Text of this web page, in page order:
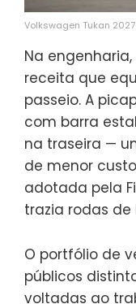
Volkswagen Tukan 2027
Na
receita que
passeio. A
com barra
na traseira —
de menor
adotada pela
trazia rodas de
O portfólio de
públicos
voltadas ao